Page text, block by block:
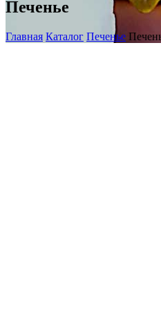
Печенье
Главная Каталог Печенье